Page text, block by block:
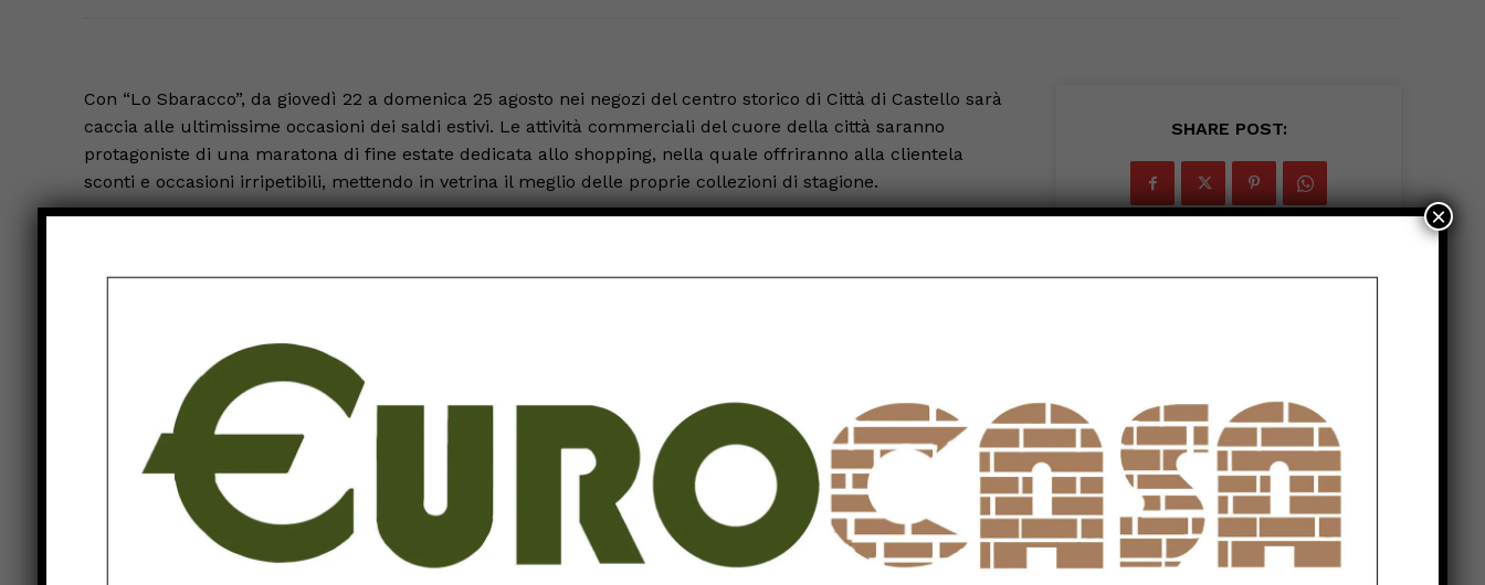
Con “Lo Sbaracco”, da giovedì 22 a domenica 25 agosto nei negozi del centro storico di Città di Castello sarà
caccia alle ultimissime occasioni dei saldi estivi. Le attività commerciali del cuore della città saranno
protagoniste di una maratona di fine estate dedicata allo shopping, nella quale offriranno alla clientela
sconti e occasioni irripetibili, mettendo in vetrina il meglio delle proprie collezioni di stagione.
piazze principali alla visita alla Fiera di San Bartolomeo e al Finger Food Festival. Un’offerta non da tutti, in
un periodo di vacanze come questo”. “Al Consorzio Pro Centro e a tutti i commercianti del centro storico
dobbiamo un sentito ringraziamento per la generosità e l’intraprendenza con cui hanno accompagnato gli
eventi del cartellone di Estate in Città – rimarca Guerri – e si sono resi disponibili, ancora una volta, per un
appuntamento, come lo Sbaracco, che è entrato a far parte a pieno titolo delle abitudini e delle attese di
tanti cittadini”.
A evidenziare “lo spirito propositivo dei commercianti del centro storico, che anche in questa caldissima
stagione estiva non hanno fatto mancare il proprio contributo alla valorizzazione del cuore della città” è il
SHARE POST:
×